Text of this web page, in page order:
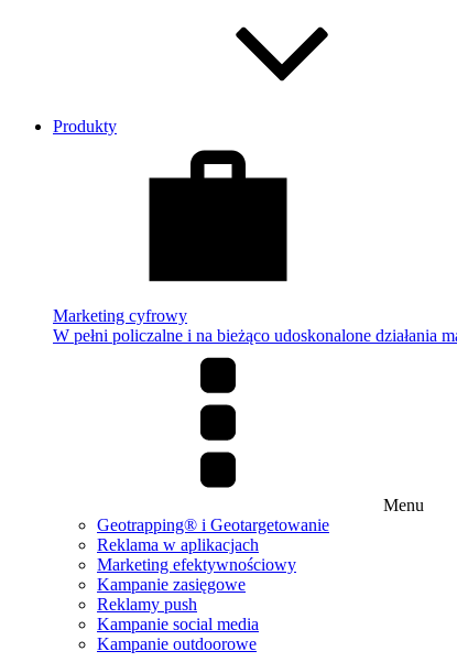
Produkty
Marketing cyfrowy
W pełni policzalne i na bieżąco udoskonalone działania
Menu
Geotrapping® i Geotargetowanie
Reklama w aplikacjach
Marketing efektywnościowy
Kampanie zasięgowe
Reklamy push
Kampanie social media
Kampanie outdoorowe